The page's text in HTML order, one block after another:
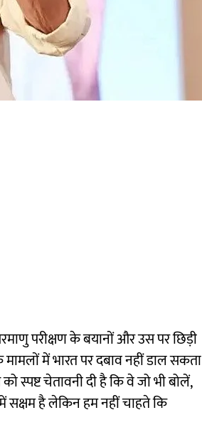
परमाणु परीक्षण के बयानों और उस पर छिड़ी
मामलों में भारत पर दबाव नहीं डाल सकता
स्पष्ट चेतावनी दी है कि वे जो भी बोलें,
सक्षम है लेकिन हम नहीं चाहते कि